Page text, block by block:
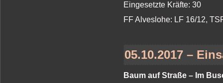
Eingesetzte Kräfte: 30
FF Alveslohe: LF 16/12,
05.10.2017 –
Baum auf Straße – Im